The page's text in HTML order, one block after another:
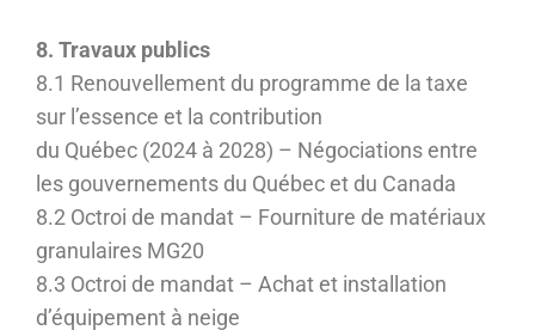
8. Travaux publics
8.1 Renouvellement du programme de la taxe
sur l’essence et la contribution
du Québec (2024 à 2028) – Négociations entre
les gouvernements du Québec et du Canada
8.2 Octroi de mandat – Fourniture de matériaux
granulaires MG20
8.3 Octroi de mandat – Achat et installation
d’équipement à neige